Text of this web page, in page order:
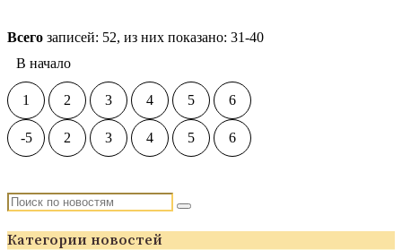
Всего записей: 52, из них показано: 31-40
В начало
1 2 3 4 5 6
-5 2 3 4 5 6
Категории новостей